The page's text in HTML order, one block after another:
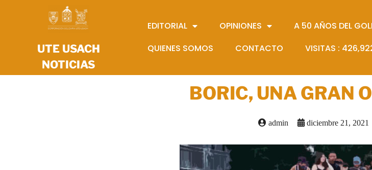
UTE USACH
NOTICIAS
EDITORIAL OPINIONES A 50 AÑOS DEL
QUIENES SOMOS
CONTACTO VISITAS :
BORIC, UNA GRAN
admin diciembre 21, 2021